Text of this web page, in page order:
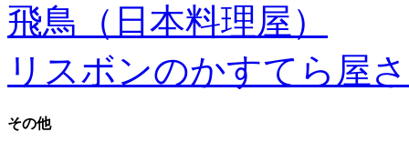
飛鳥（日本料理屋）
リスボンのかすてら屋
その他